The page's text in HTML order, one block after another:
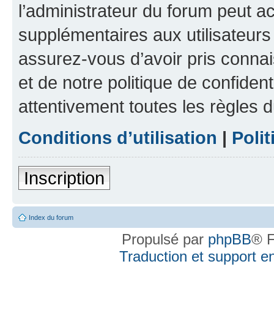
l’administrateur du forum peut
supplémentaires aux
assurez-vous d’avoir pris
et de notre politique de
attentivement toutes les règles
Conditions d’utilisation |
Inscription
Index du forum
Propulsé par phpBB®
Traduction et support